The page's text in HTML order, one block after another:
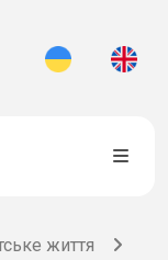
життя